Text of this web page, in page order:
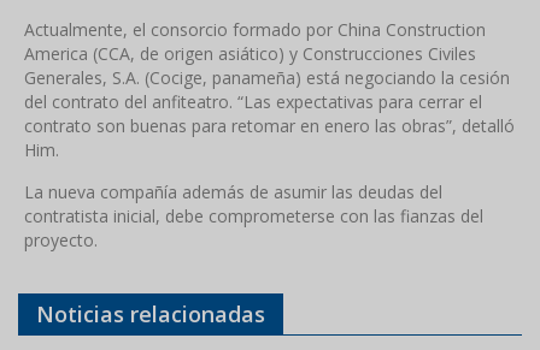
Actualmente, el consorcio formado por China Construction
America (CCA, de origen asiático) y Construcciones Civiles
Generales, S.A. (Cocige, panameña) está negociando la cesión
del contrato del anfiteatro. “Las expectativas para cerrar el
contrato son buenas para retomar en enero las obras”, detalló
Him.
La nueva compañía además de asumir las deudas del
contratista inicial, debe comprometerse con las fianzas del
proyecto.
Noticias relacionadas